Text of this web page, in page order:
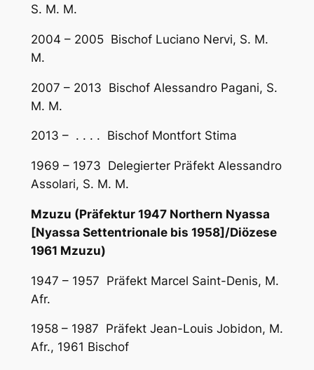
S. M. M.
2004 – 2005 Bischof Luciano Nervi, S. M.
M.
2007 – 2013 Bischof Alessandro Pagani, S.
M. M.
2013 – . . . . Bischof Montfort Stima
1969 – 1973 Delegierter Präfekt Alessandro
Assolari, S. M. M.
Mzuzu (Präfektur 1947 Northern Nyassa
[Nyassa Settentrionale bis 1958]/Diözese
1961 Mzuzu)
1947 – 1957 Präfekt Marcel Saint-Denis, M.
Afr.
1958 – 1987 Präfekt Jean-Louis Jobidon, M.
Afr., 1961 Bischof